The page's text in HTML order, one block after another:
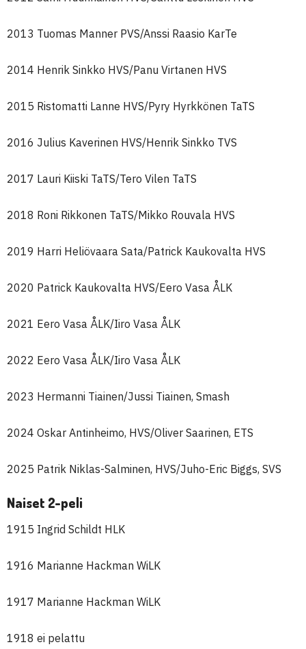
2013 Tuomas Manner PVS/Anssi Raasio KarTe
2014 Henrik Sinkko HVS/Panu Virtanen HVS
2015 Ristomatti Lanne HVS/Pyry Hyrkkönen TaTS
2016 Julius Kaverinen HVS/Henrik Sinkko TVS
2017 Lauri Kiiski TaTS/Tero Vilen TaTS
2018 Roni Rikkonen TaTS/Mikko Rouvala HVS
2019 Harri Heliövaara Sata/Patrick Kaukovalta HVS
2020 Patrick Kaukovalta HVS/Eero Vasa ÅLK
2021 Eero Vasa ÅLK/Iiro Vasa ÅLK
2022 Eero Vasa ÅLK/Iiro Vasa ÅLK
2023 Hermanni Tiainen/Jussi Tiainen, Smash
2024 Oskar Antinheimo, HVS/Oliver Saarinen, ETS
2025 Patrik Niklas-Salminen, HVS/Juho-Eric Biggs, SVS
Naiset 2-peli
1915 Ingrid Schildt HLK
1916 Marianne Hackman WiLK
1917 Marianne Hackman WiLK
1918 ei pelattu